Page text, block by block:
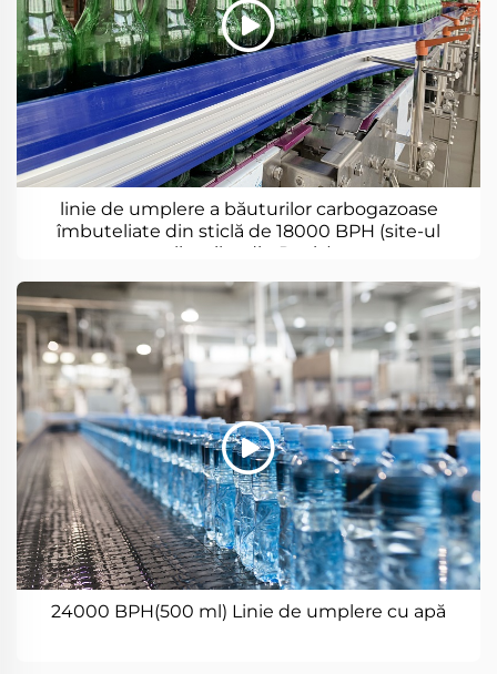
linie de umplere a băuturilor carbogazoase
îmbuteliate din sticlă de 18000 BPH (site-ul
clienților din Rusia)
24000 BPH(500 ml) Linie de umplere cu apă